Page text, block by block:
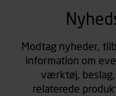
Modtag nyheder,
information om
værktøj,
relaterede